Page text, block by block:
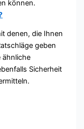
können.
denen, die Ihnen
geben
ähnliche
Sicherheit